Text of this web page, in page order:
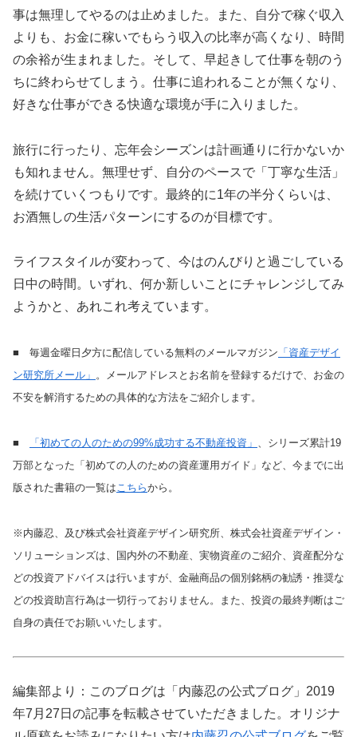
事は無理してやるのは止めました。また、自分で稼ぐ収入
よりも、お金に稼いでもらう収入の比率が高くなり、時間
の余裕が生まれました。そして、早起きして仕事を朝のう
ちに終わらせてしまう。仕事に追われることが無くなり、
好きな仕事ができる快適な環境が手に入りました。
旅行に行ったり、忘年会シーズンは計画通りに行かないか
も知れません。無理せず、自分のペースで「丁寧な生活」
を続けていくつもりです。最終的に1年の半分くらいは、
お酒無しの生活パターンにするのが目標です。
ライフスタイルが変わって、今はのんびりと過ごしている
日中の時間。いずれ、何か新しいことにチャレンジしてみ
ようかと、あれこれ考えています。
■ 毎週金曜日夕方に配信している無料のメールマガジン 「資産デザイ
ン研究所メール」 。メールアドレスとお名前を登録するだけで、お金の
不安を解消するための具体的な方法をご紹介します。
■ 「初めての人のための99%成功する不動産投資」 、シリーズ累計19
万部となった「初めての人のための資産運用ガイド」など、今までに出
版された書籍の一覧はこちらから。
※内藤忍、及び株式会社資産デザイン研究所、株式会社資産デザイン・
ソリューションズは、国内外の不動産、実物資産のご紹介、資産配分な
どの投資アドバイスは行いますが、金融商品の個別銘柄の勧誘・推奨な
どの投資助言行為は一切行っておりません。また、投資の最終判断はご
自身の責任でお願いいたします。
編集部より：このブログは「内藤忍の公式ブログ」2019
年7月27日の記事を転載させていただきました。オリジナ